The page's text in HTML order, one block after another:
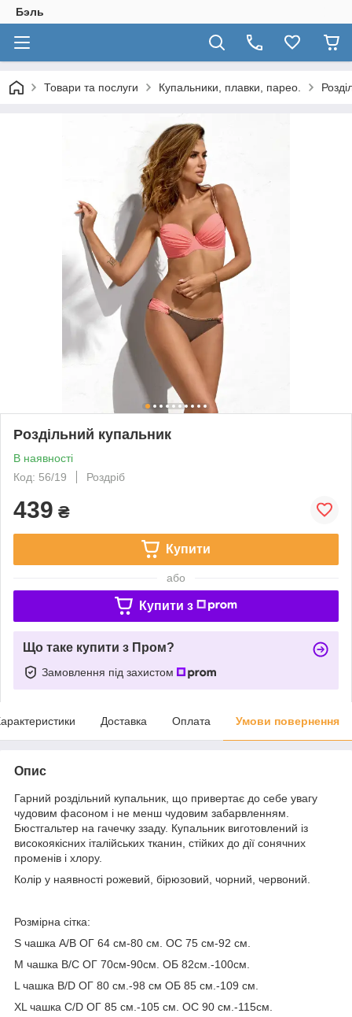
Бэль
Товари та послуги Купальники, плавки, парео.
Роздільний купальник
В наявності
Код: 56/19
Роздріб
439 ₴
Купити
або
Купити з
Що таке купити з Пром?
Замовлення під захистом
Доставка Оплата Умови повернення
Опис
Гарний роздільний купальник, що привертає до себе увагу
чудовим фасоном і не менш чудовим забарвленням.
Бюстгальтер на гачечку ззаду. Купальник виготовлений із
високоякісних італійських тканин, стійких до дії сонячних
променів і хлору.
Колір у наявності рожевий, бірюзовий, чорний, червоний.
Розмірна сітка:
S чашка A/B ОГ 64 см-80 см. ОС 75 см-92 см.
M чашка B/C ОГ 70см-90см. ОБ 82см.-100см.
L чашка B/D ОГ 80 см.-98 см ОБ 85 см.-109 см.
XL чашка С/D ОГ 85 см.-105 см. ОС 90 см.-115см.